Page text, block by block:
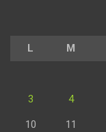
L M
3 4
10 11